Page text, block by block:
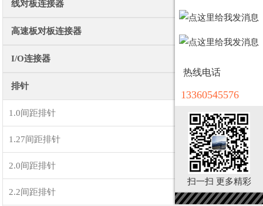
热线电话
13360545576
扫一扫 更多精彩
线对板连接器
高速板对板连接器
I/O连接器
排针
1.0间距排针
1.27间距排针
2.0间距排针
2.2间距排针